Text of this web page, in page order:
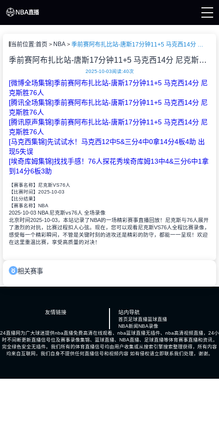
播
播
像
当前位置:首页 NBA 季前赛阿布扎比站-唐斯17分钟11+5 马克西14分 尼克斯胜76人
季前赛阿布扎比站-唐斯17分钟11+5 马克西14分 尼克斯胜76人
2025-10-03阅读:40次
[微博全场集锦]季前赛阿布扎比站-唐斯17分钟11+5 马克西14分 尼
克斯胜76人
[腾讯全场集锦]季前赛阿布扎比站-唐斯17分钟11+5 马克西14分 尼
克斯胜76人
[腾讯原声集锦]季前赛阿布扎比站-唐斯17分钟11+5 马克西14分 尼
克斯胜76人
[马克西集锦]先试试水！马克西12中5&三分4中0拿14分4板4助 出
现5失误
[埃奇库姆集锦]找找手感！76人探花秀埃奇库姆13中4&三分6中1拿
到14分6板3助
【赛事名称】 尼克斯VS76人
【比赛时间】 2025-10-03
【比分结果】
【赛事名称】 NBA
2025-10-03 NBA 尼克斯vs76人 全场录像
北京时间2025-10-03，本站记录了NBA的一场精彩赛事直播回放！尼克斯与76人展开
了激烈的对抗，比赛过程扣人心弦。现在，您可以观看尼克斯VS76人全程比赛录像，
感受每一个精彩瞬间，不管是关键时刻的进攻还是精彩的防守，都能一一呈现！欢迎
在这里重温比赛，享受高质量的对决！
相关赛事
友情链接 站内导航
首页足球直播篮球直播
NBA新闻NBA录像
24直播网为广大球迷提供nba直播免费高清在线观看、nba篮球直播无插件、nba高清视频直播，24小
时不间断更新直播信号位及赛事录像集锦、篮球直播、NBA直播、足球直播等体育赛事直播和资讯，
完全绿色安全无插件。我们所有的体育直播信号均由用户收集或从搜索引擎搜索整理获得，所有内容
均来自互联网，我们自身不提供任何直播信号和视频内容 如有侵权请立即联系我们处理，谢谢。